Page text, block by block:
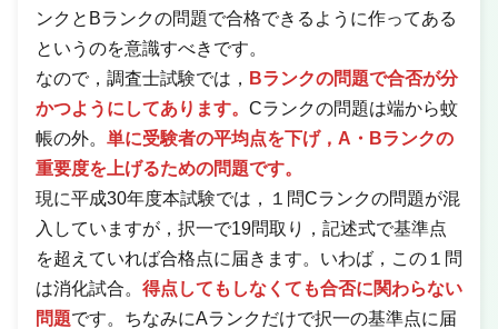
ンクとBランクの問題で合格できるように作ってある
というのを意識すべきです。
なので，調査士試験では， Bランクの問題で合否が分
かつようにしてあります。 Cランクの問題は端から蚊
帳の外。 単に受験者の平均点を下げ，A・Bランクの
重要度を上げるための問題です。
現に平成30年度本試験では，１問Cランクの問題が混
入していますが，択一で19問取り，記述式で基準点
を超えていれば合格点に届きます。いわば，この１問
は消化試合。 得点してもしなくても合否に関わらない
問題です。ちなみにAランクだけで択一の基準点に届